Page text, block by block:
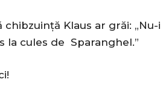
chibzuință Klaus ar grăi:
la cules de Sparanghel.”